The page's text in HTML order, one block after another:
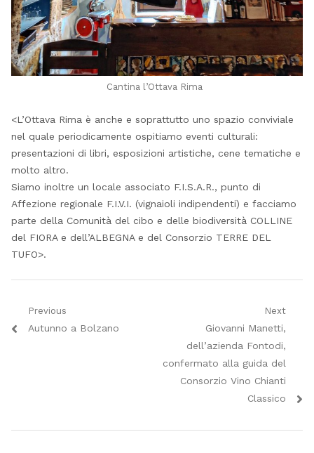
Cantina l’Ottava Rima
<L’Ottava Rima è anche e soprattutto uno spazio conviviale
nel quale periodicamente ospitiamo eventi culturali:
presentazioni di libri, esposizioni artistiche, cene tematiche e
molto altro.
Siamo inoltre un locale associato F.I.S.A.R., punto di
Affezione regionale F.I.V.I. (vignaioli indipendenti) e facciamo
parte della Comunità del cibo e delle biodiversità COLLINE
del FIORA e dell’ALBEGNA e del Consorzio TERRE DEL
TUFO>.
Navigazione
articoli
Previous
Previous
Autunno a Bolzano
Next
Next
post:
Giovanni Manetti,
dell’azienda Fontodi,
confermato alla guida del
Consorzio Vino Chianti
Classico